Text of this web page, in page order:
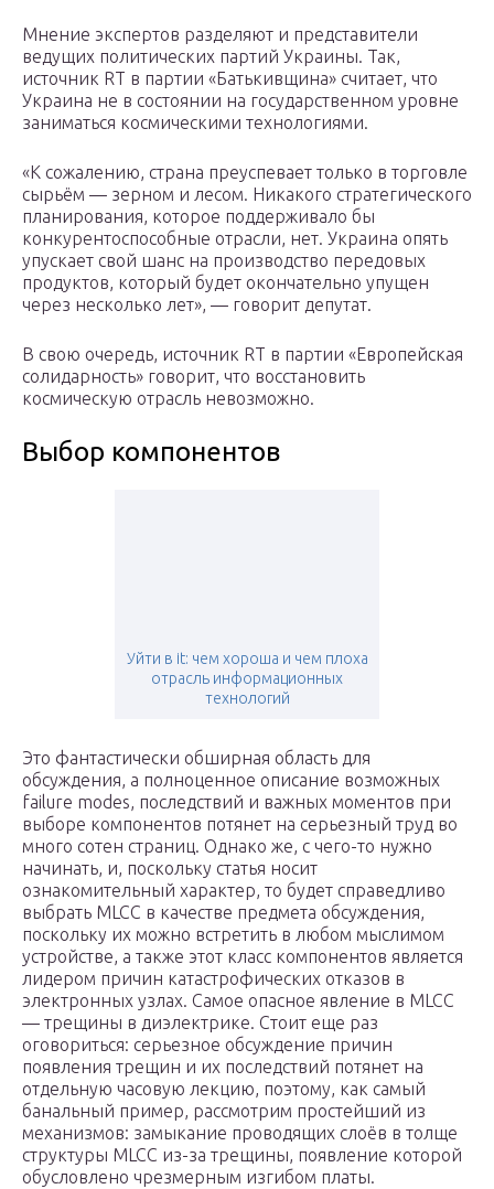
Мнение экспертов разделяют и представители
ведущих политических партий Украины. Так,
источник RT в партии «Батькивщина» считает, что
Украина не в состоянии на государственном уровне
заниматься космическими технологиями.
«К сожалению, страна преуспевает только в торговле
сырьём — зерном и лесом. Никакого стратегического
планирования, которое поддерживало бы
конкурентоспособные отрасли, нет. Украина опять
упускает свой шанс на производство передовых
продуктов, который будет окончательно упущен
через несколько лет», — говорит депутат.
В свою очередь, источник RT в партии «Европейская
солидарность» говорит, что восстановить
космическую отрасль невозможно.
Выбор компонентов
Уйти в it: чем хороша и чем плоха
отрасль информационных
технологий
Это фантастически обширная область для
обсуждения, а полноценное описание возможных
failure modes, последствий и важных моментов при
выборе компонентов потянет на серьезный труд во
много сотен страниц. Однако же, с чего-то нужно
начинать, и, поскольку статья носит
ознакомительный характер, то будет справедливо
выбрать MLCC в качестве предмета обсуждения,
поскольку их можно встретить в любом мыслимом
устройстве, а также этот класс компонентов является
лидером причин катастрофических отказов в
электронных узлах. Самое опасное явление в MLCC
— трещины в диэлектрике. Стоит еще раз
оговориться: серьезное обсуждение причин
появления трещин и их последствий потянет на
отдельную часовую лекцию, поэтому, как самый
банальный пример, рассмотрим простейший из
механизмов: замыкание проводящих слоёв в толще
структуры MLCC из-за трещины, появление которой
обусловлено чрезмерным изгибом платы.